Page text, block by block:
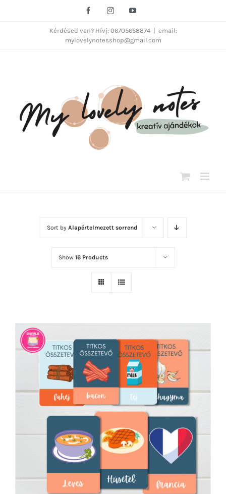
FacebookInstagramYouTube
Kérdésed van? Hívj: 06705658874
email:
mylovelynotesshop@gmail.com
Sort by Alapértelmezett sorrend
Show 16 Products